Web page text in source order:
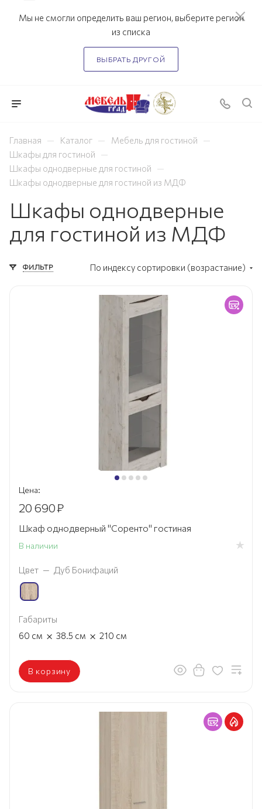
Мы не смогли определить ваш регион, выберите регион
из списка
ВЫБРАТЬ ДРУГОЙ
Главная — Каталог — Мебель для гостиной —
Шкафы для гостиной —
Шкафы однодверные для гостиной —
Шкафы однодверные для гостиной из МДФ
Шкафы однодверные
для гостиной из МДФ
ФИЛЬТР По индексу сортировки (возрастание)
Цена:
20 690₽
Шкаф однодверный "Соренто" гостиная
В наличии
Цвет — Дуб Бонифаций
Габариты
60 см × 38.5 см × 210 см
В корзину